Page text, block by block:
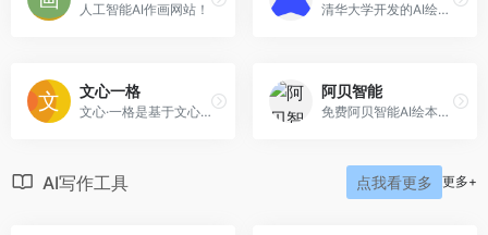
人工智能AI作画网站！ 清华大学开发的AI绘图工具
文心一格
文心·一格是基于文心大模型的文生图系统实现的产品化创新。2022年8月19日，中国图象图形大会 CCIG 2022 在成都召开，正式发布 AI 艺术和创意辅助平台——文心·一格，这是百度依托飞桨、文心大模型的技术创新推出的“AI 作画”首款产品。
阿贝智能
免费阿贝智能AI绘本AI绘画创作平台
AI写作工具 点我看更多 更多+